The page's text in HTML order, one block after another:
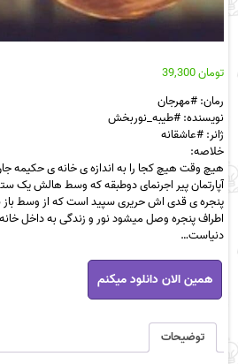
تومان39,300
رمان: #مهرجان
نویسنده: #طیبه_نوربخش
ژانر: #عاشقانه
خلاصه:
هیچ وقت هیچ کجا را به اندازه ی خانه ی حکیمه
آپارتمان پیر اجرنمای دوطبقه که وسط هالش یک
پنجره ی قدی اش حریری سپید است که از وسط
اطراف پنجره وصل میشود نور و زندگی به داخل
دنياست…
رمان
مهرجان
pdf
همین الان دانلود میکنم
توضیحات